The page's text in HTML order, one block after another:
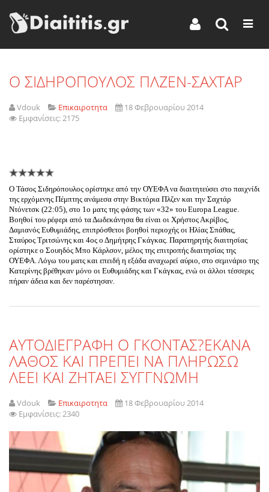
O ΣΙΔΗΡΟΠΟΥΛΟΣ ΠΛΖΕΝ-ΣΑΧΤΑΡ
Vdouk Επικαιροτητα
18 Φεβρουαρίου 2014
Εμφανίσεις: 2175
Ο Τάσος Σιδηρόπουλος ορίστηκε από την ΟΥΕΦΑ να διαιτητεύσει στο παιχνίδι
της ερχόμενης Πέμπτης ανάμεσα στην Βικτόρια Πλζεν και την Σαχτάρ
Ντόνετσκ (22:05), στο 1ο ματς της φάσης των «32» του Europa League.
Βοηθοί του ρέφερι από τα Δωδεκάνησα θα είναι οι Χρήστος Ακρίβος,
Δαμιανός Ευθυμιάδης, επιπρόσθετοι βοηθοί περιοχής οι Ηλίας Σπάθας,
Σταύρος Τριτσώνης και 4ος ο Δημήτρης Γκάγκας. Παρατηρητής διαιτησίας
ορίστηκε ο Σουηδός Μπο Κάρλσον, μέλος της επιτροπής διαιτησίας της
ΟΥΕΦΑ. Λόγω του ματς και επειδή η εξάδα αναχωρεί αύριο, στο σεμινάριο της
Κατερίνης βρέθηκαν μόνο οι Ευθυμιάδης και Γκάγκας, ενώ οι άλλοι τέσσερις
πήραν άδεια και δεν παρέστησαν.
AYTOΔΙΕΓΡΑΦΗ Ο ΓΚΟΝΤΑΣ?ΕΚΑΝΑ
ΛΑΘΟΣ ΚΑΙ ΠΡΕΠΕΙ ΝΑ ΠΛΗΡΩΣΩ
ΛΕΕΙ ΚΑΙ ΖΗΤΑΕΙ ΣΥΓΓΝΩΜΗ
Vdouk Επικαιροτητα
18 Φεβρουαρίου 2014
Εμφανίσεις: 2340